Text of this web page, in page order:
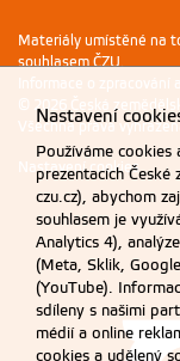
Materiály umístěné na
souhlasem ČZU.
Informace o zpracování
© 2026 Česká
Všechna práva
Nastavení cookies
Nastavení
Používáme
prezentacích
czu.cz), abychom
souhlasem je
Analytics 4),
(Meta, Sklik,
(YouTube).
sdíleny s našimi
médií a online
cookies a udělený